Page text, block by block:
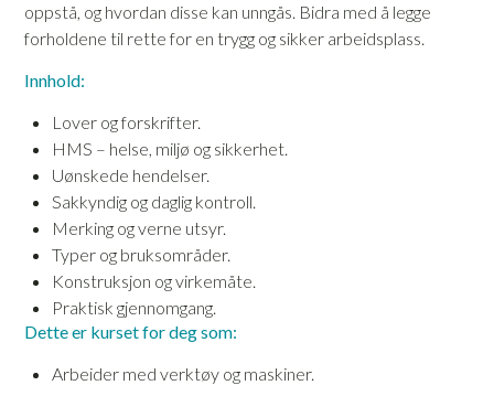
oppstå, og hvordan disse kan unngås. Bidra med å legge
forholdene til rette for en trygg og sikker arbeidsplass.
Innhold:
Lover og forskrifter.
HMS – helse, miljø og sikkerhet.
Uønskede hendelser.
Sakkyndig og daglig kontroll.
Merking og verne utsyr.
Typer og bruksområder.
Konstruksjon og virkemåte.
Praktisk gjennomgang.
Dette er kurset for deg som:
Arbeider med verktøy og maskiner.